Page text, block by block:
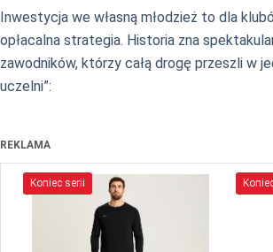
Inwestycja we własną młodzież to dla
opłacalna strategia. Historia zna
zawodników, którzy całą drogę przeszli w
uczelni”:
REKLAMA
Koniec serii